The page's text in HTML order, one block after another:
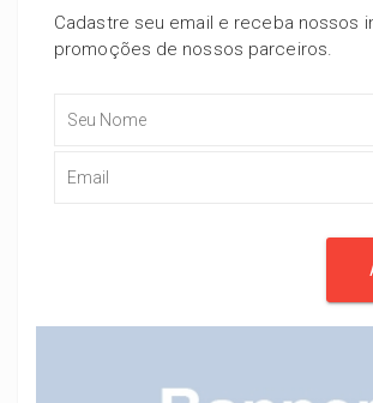
Cadastre seu email e receba nossos
promoções de nossos parceiros.